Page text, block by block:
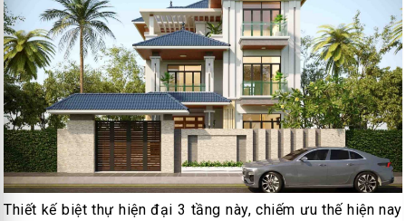
Thiết kế biệt thự hiện đại 3 tầng này, chiếm ưu thế hiện nay